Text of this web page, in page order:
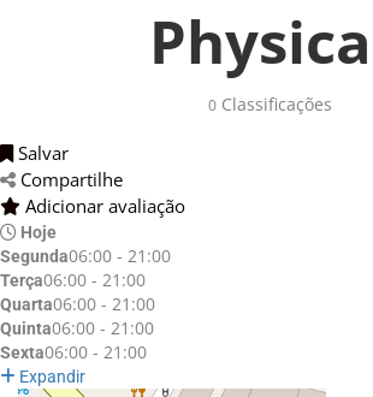
0Classificações
Salvar
Compartilhe
Adicionar avaliação
Hoje
Segunda06:00 - 21:00
Terça06:00 - 21:00
Quarta06:00 - 21:00
Quinta06:00 - 21:00
Sexta06:00 - 21:00
Expandir